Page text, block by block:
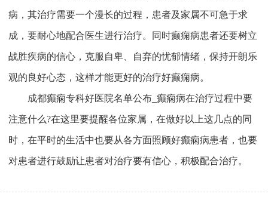
病，其治疗需要一个漫长的过程，患者及家属不可急于求
成，要耐心地配合医生进行治疗。同时癫痫病患者还要树立
战胜疾病的信心，克服自卑、自弃的忧郁情绪，保持开朗乐
观的良好心态，这样才能更好的治疗好癫痫病。
成都癫痫专科好医院名单公布_癫痫病在治疗过程中要
注意什么?在这里要提醒各位家属，在做好以上这几点的同
时，在平时的生活中也要从各方面照顾好癫痫病患者，也要
对患者进行鼓励让患者对治疗要有信心，积极配合治疗。